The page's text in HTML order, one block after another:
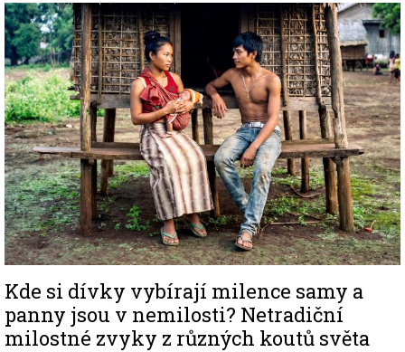
Image
Kde si dívky vybírají milence samy a
panny jsou v nemilosti? Netradiční
milostné zvyky z různých koutů světa